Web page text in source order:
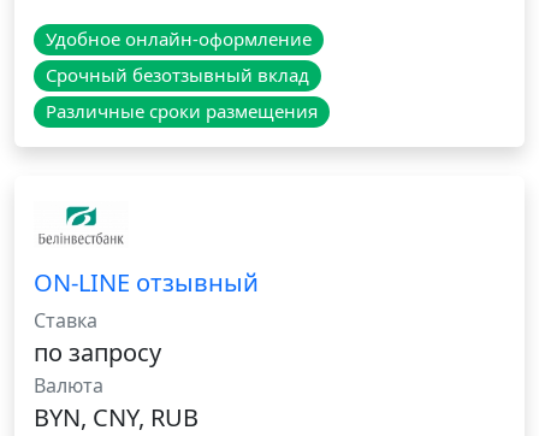
Удобное онлайн-оформление
Срочный безотзывный вклад
Различные сроки размещения
ON-LINE отзывный
Ставка
по запросу
Валюта
BYN, CNY, RUB